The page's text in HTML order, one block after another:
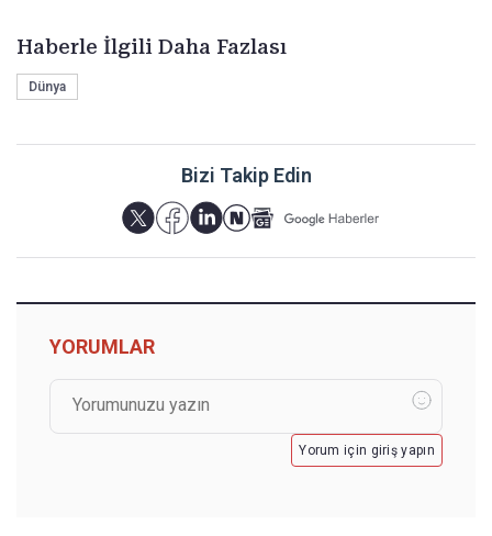
Haberle İlgili Daha Fazlası
Dünya
Bizi Takip Edin
YORUMLAR
Yorum için giriş yapın